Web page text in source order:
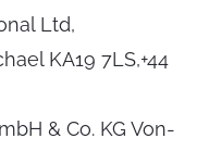
Ltd,
KA19 7LS,+44
& Co. KG Von-